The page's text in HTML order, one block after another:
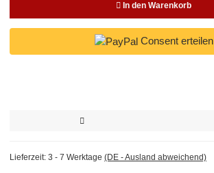
In den Warenkorb
Consent erteilen
Lieferzeit: 3 - 7 Werktage (DE - Ausland abweichend)